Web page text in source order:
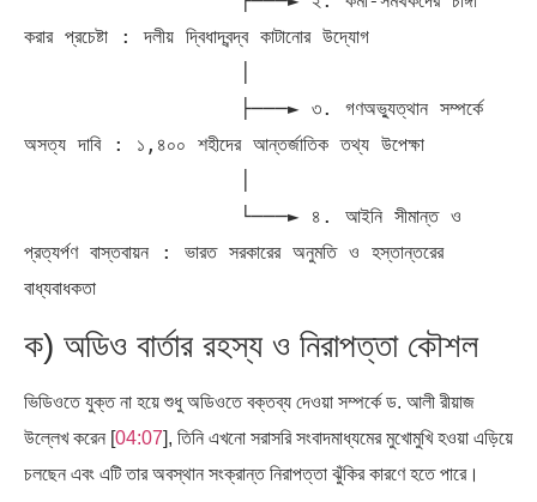
করার প্রচেষ্টা : দলীয় দ্বিধাদ্বন্দ্ব কাটানোর উদ্যোগ
অসত্য দাবি : ১,৪০০ শহীদের আন্তর্জাতিক তথ্য উপেক্ষা
প্রত্যর্পণ বাস্তবায়ন : ভারত সরকারের অনুমতি ও হস্তান্তরের
ক) অডিও বার্তার রহস্য ও নিরাপত্তা কৌশল
ভিডিওতে যুক্ত না হয়ে শুধু অডিওতে বক্তব্য দেওয়া সম্পর্কে ড. আলী রীয়াজ
উল্লেখ করেন [04:07], তিনি এখনো সরাসরি সংবাদমাধ্যমের মুখোমুখি হওয়া এড়িয়ে
চলছেন এবং এটি তার অবস্থান সংক্রান্ত নিরাপত্তা ঝুঁকির কারণে হতে পারে।